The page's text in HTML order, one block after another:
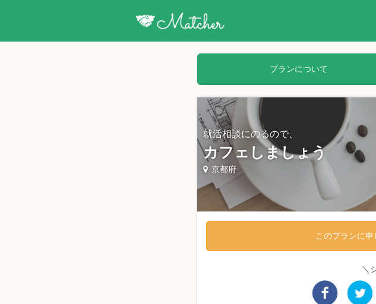
プランについて
就活相談にのるので、
カフェしましょう
京都府
このプランに申
＼